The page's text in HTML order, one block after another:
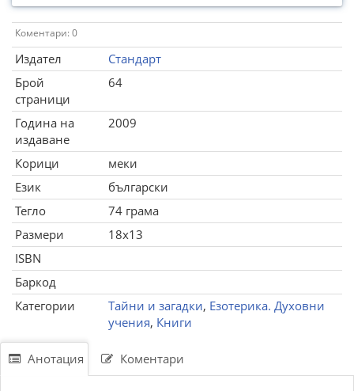
Коментари: 0
Издател
Стандарт
Брой
страници
64
Година на
издаване
2009
Корици
меки
Език
български
Тегло
74 грама
Размери
18x13
ISBN
Баркод
Категории
Тайни и загадки, Езотерика. Духовни
учения, Книги
Анотация Коментари